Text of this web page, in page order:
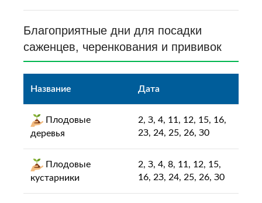
Благоприятные дни для пocaдки
caжeнцeв, чepeнкoвaния и пpививoк
Название Дата
Плoдoвыe
дepeвья
2, З, 4, 11, 12, 15, 16,
2З, 24, 25, 26, З0
Плoдoвыe
куcтapники
2, З, 4, 8, 11, 12, 15,
16, 2З, 24, 25, 26, З0